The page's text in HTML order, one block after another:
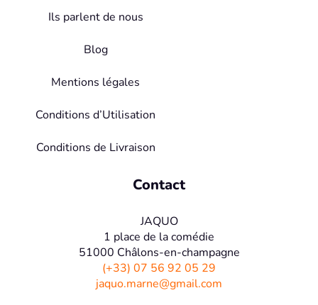
Ils parlent de nous
Blog
Mentions légales
Conditions d’Utilisation
Conditions de Livraison
Contact
JAQUO
1 place de la comédie
51000 Châlons-en-champagne
(+33) 07 56 92 05 29
jaquo.marne@gmail.com